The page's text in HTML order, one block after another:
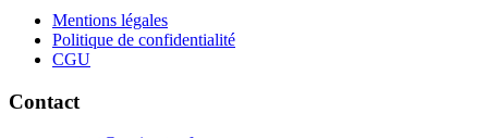
Mentions légales
Politique de confidentialité
CGU
Contact